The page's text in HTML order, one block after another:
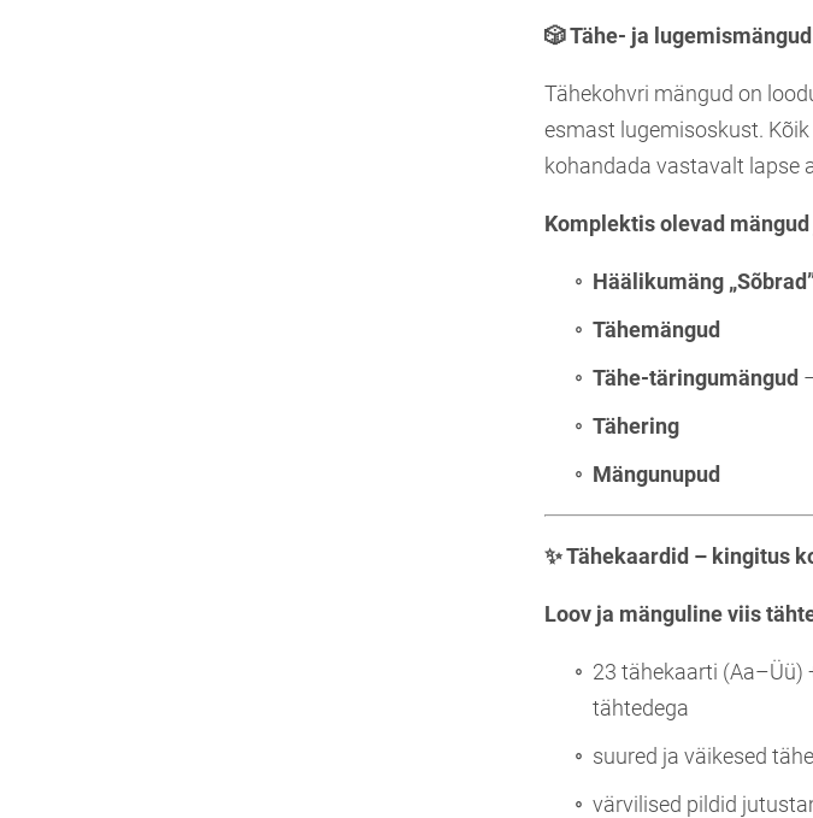
🎲Tähe- ja lugemismängud
Tähekohvri mängud on
esmast lugemisoskust.
kohandada vastavalt lapse
Komplektis olevad
Häälikumäng
Tähemängud
Tähe-täringumängud
Tähering
Mängunupud
✨Tähekaardid – kingitus
Loov ja mänguline viis
23 tähekaarti (Aa–Üü)
tähtedega
suured ja väikesed
värvilised pildid